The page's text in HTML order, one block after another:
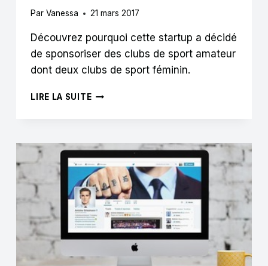
Par Vanessa 21 mars 2017
Découvrez pourquoi cette startup a décidé
de sponsoriser des clubs de sport amateur
dont deux clubs de sport féminin.
LIRE LA SUITEPOURQUOI
DES
CLUBS
DE
SPORT
AMATEURS
?